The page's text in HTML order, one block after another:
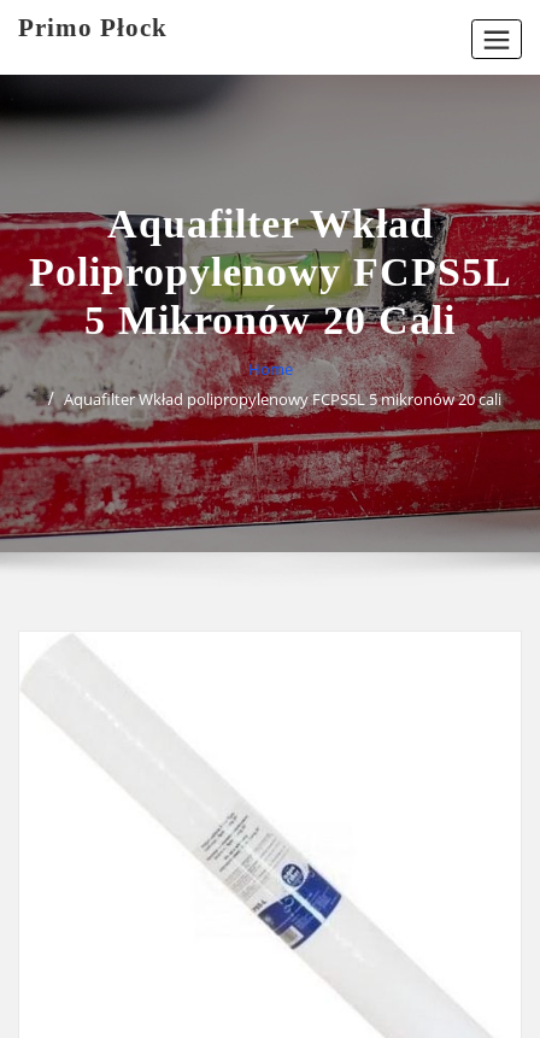
Primo Płock
Aquafilter Wkład
Polipropylenowy FCPS5L
5 Mikronów 20 Cali
Home
Aquafilter Wkład polipropylenowy FCPS5L 5 mikronów 20 cali